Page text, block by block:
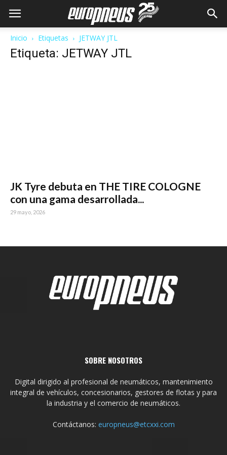
Inicio Etiquetas JETWAY JTL
Etiqueta: JETWAY JTL
JK Tyre debuta en THE TIRE COLOGNE
con una gama desarrollada...
29 mayo, 2026
SOBRE NOSOTROS
Digital dirigido al profesional de neumáticos, mantenimiento
integral de vehículos, concesionarios, gestores de flotas y para
la industria y el comercio de neumáticos.
Contáctanos: europneus@etcxxi.com